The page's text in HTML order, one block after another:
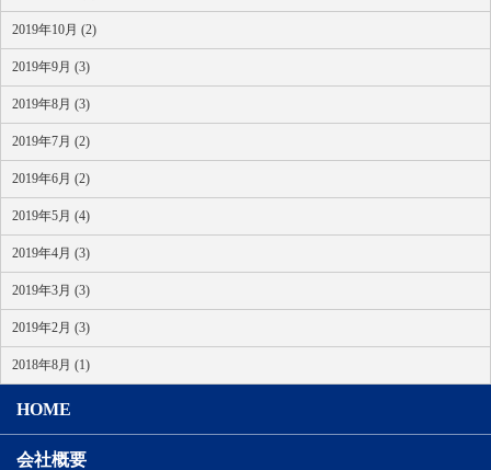
2019年10月 (2)
2019年9月 (3)
2019年8月 (3)
2019年7月 (2)
2019年6月 (2)
2019年5月 (4)
2019年4月 (3)
2019年3月 (3)
2019年2月 (3)
2018年8月 (1)
HOME
会社概要